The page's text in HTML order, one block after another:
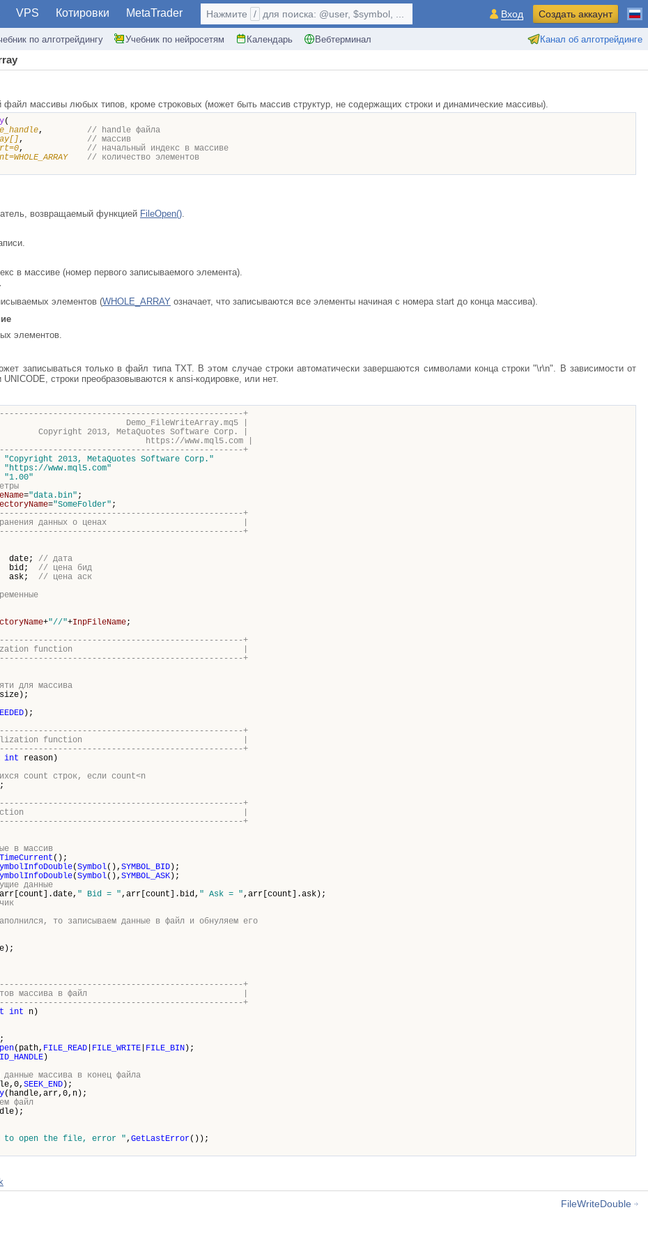
VPS Котировки MetaTrader
по алготрейдингу Учебник по нейросетям Календарь Вебтерминал Канал об алготрейдинге
Нажмите / для поиска: @user, $symbol, ... Вход Создать аккаунт
файл массивы любых типов, кроме строковых (может быть массив структур, не содержащих строки и динамические массивы).
(
, // handle файла
, // массив
, // начальный индекс в массиве
// количество элементов
возвращаемый функцией FileOpen().
в массиве (номер первого записываемого элемента).
элементов (WHOLE_ARRAY означает, что записываются все элементы начиная с номера start до конца массива).
элементов.
записываться только в файл типа TXT. В этом случае строки автоматически завершаются символами конца строки "\r\n". В зависимости от
строки преобразовываются к ansi-кодировке, или нет.
+
|
MetaQuotes Software Corp. |
www.mql5.com |
+
"Copyright 2013, MetaQuotes Software Corp."
"https://www.mql5.com"
"1.00"
="data.bin" ;
="SomeFolder" ;
+
для хранения данных о ценах |
+
// дата
// цена бид
// цена аск
+"//"+InpFileName;
+
initialization function |
+
для массива
);
+
function |
+
int reason)
count строк, если count<n
+
tick function |
+
в массив
TimeCurrent ();
(Symbol(), SYMBOL_BID );
(Symbol(), SYMBOL_ASK );
данные
" Bid = ",arr[count].bid, " Ask = ",arr[count].ask);
то записываем данные в файл и обнуляем его
+
элементов массива в файл |
+
int n)
(path, FILE_READ FILE_WRITE FILE_BIN );
)
массива в конец файла
SEEK_END );
(handle,arr,0,n);
файл
to open the file, error ", GetLastError());
FileWriteDouble